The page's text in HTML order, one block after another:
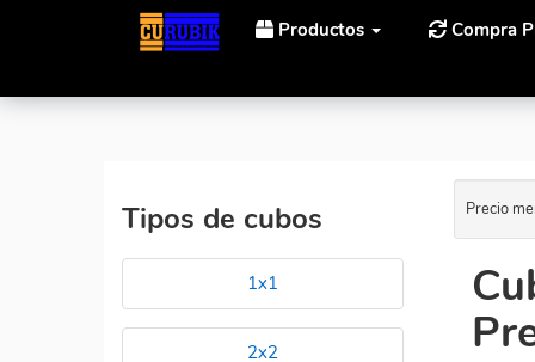
Productos Compra
Tipos de cubos
1x1
2x2
Precio